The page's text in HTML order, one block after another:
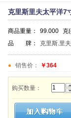
克里斯里夫太平洋7
商品重量： 99.000 克
品 牌：
克里斯.里夫
销售价： ￥364
购买数量：